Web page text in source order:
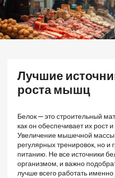
Лучшие
роста мышц
Белок — это строительный
как он обеспечивает их рост
Увеличение мышечной массы
регулярных тренировок, но и
питанию. Не все источники
организмом, и важно
лучше всего работать именно